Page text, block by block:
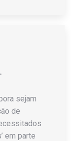
sejam
de
em parte